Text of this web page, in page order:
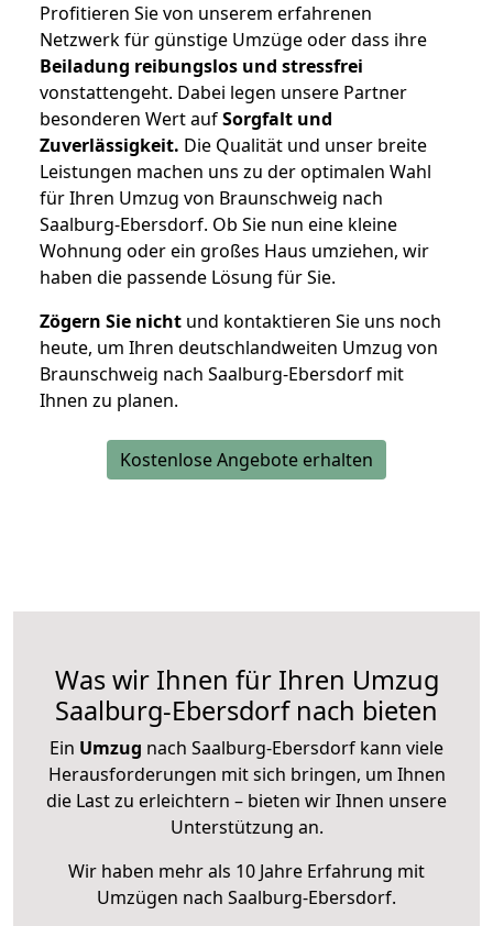
Profitieren Sie von unserem erfahrenen
Netzwerk für günstige Umzüge oder dass ihre
Beiladung reibungslos und stressfrei
vonstattengeht. Dabei legen unsere Partner
besonderen Wert aufSorgfalt und
Zuverlässigkeit. Die Qualität und unser breite
Leistungen machen uns zu der optimalen Wahl
für Ihren Umzug von Braunschweig nach
Saalburg-Ebersdorf. Ob Sie nun eine kleine
Wohnung oder ein großes Haus umziehen, wir
haben die passende Lösung für Sie.
Zögern Sie nicht und kontaktieren Sie uns noch
heute, um Ihren deutschlandweiten Umzug von
Braunschweig nach Saalburg-Ebersdorf mit
Ihnen zu planen.
Kostenlose Angebote erhalten
Was wir Ihnen für Ihren Umzug
Saalburg-Ebersdorf nach bieten
Ein Umzug nach Saalburg-Ebersdorf kann viele
Herausforderungen mit sich bringen, um Ihnen
die Last zu erleichtern – bieten wir Ihnen unsere
Unterstützung an.
Wir haben mehr als 10 Jahre Erfahrung mit
Umzügen nach Saalburg-Ebersdorf.